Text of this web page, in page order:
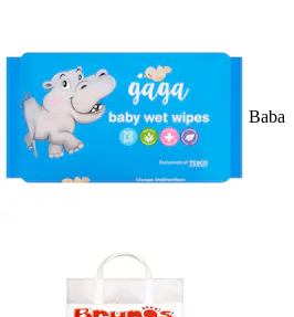
Baba